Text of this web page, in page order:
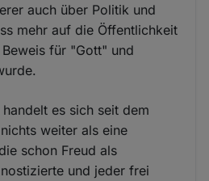
auch über Politik und
mehr auf die Öffentlichkeit
für "Gott" und
es sich seit dem
weiter als eine
schon Freud als
und jeder frei